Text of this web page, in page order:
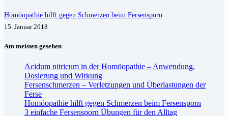
Homöopathie hilft gegen Schmerzen beim Fersensporn
15. Januar 2018
Am meisten gesehen
Acidum nitricum in der Homöopathie – Anwendung,
Dosierung und Wirkung
Fersenschmerzen – Verletzungen und Überlastungen der
Ferse
Homöopathie hilft gegen Schmerzen beim Fersensporn
3 einfache Fersensporn Übungen für den Alltag